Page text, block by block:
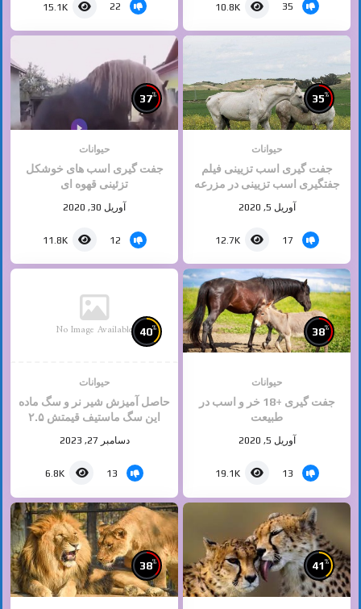
35
10.8K
22
15.1K
35%
حیوانات
جفت گیری اسب تزیینی فیلم
جفتگیری اسب تزیینی در مزرعه
آوریل 5, 2020
17
12.7K
37%
حیوانات
جفت گیری اسب های خوشکل
تزئینی قهوه ای
آوریل 30, 2020
12
11.8K
38%
حیوانات
جفت گیری +18 خر و اسب در
طبیعت
آوریل 5, 2020
13
19.1K
No Image Available 40%
حیوانات
حاصل آمیزش شیر نر و سگ ماده
این سگ ماستیف قیمتش ۲.۵
میلیون دلاره
دسامبر 27, 2023
13
6.8K
41%
38%